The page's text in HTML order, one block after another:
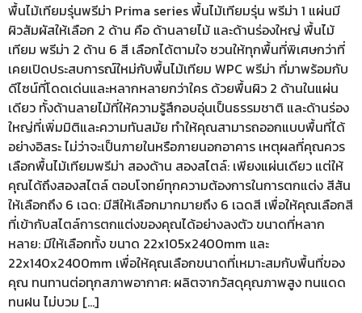
พื้นไม้เทียมรุ่นพรีม่า Prima series พื้นไม้เทียมรุ่น พรีม่า 1 แผ่นมี
ผิวสัมผัสให้เลือก 2 ด้าน คือ ด้านลายไม้ และด้านร่องใหญ่ พื้นไม้
เทียม พรีม่า 2 ด้าน 6 สี เลือกได้ตามใจ ชวนให้ทุกพื้นที่พิเศษกว่าที่
เคยเปิดประสบการณ์ใหม่กับพื้นไม้เทียม WPC พรีม่า ที่มาพร้อมกับ
ดีไซน์ที่โดดเด่นและหลากหลายกว่าใคร ด้วยพื้นผิว 2 ด้านในแผ่น
เดียว ทั้งด้านลายไม้ที่ให้ความรู้สึกอบอุ่นเป็นธรรมชาติ และด้านร่อง
ใหญ่ที่เพิ่มมิติและความทันสมัย ทำให้คุณสามารถออกแบบพื้นที่ได้
อย่างอิสระ ไม่ว่าจะเป็นภายในหรือภายนอกอาคาร เหตุผลที่คุณควร
เลือกพื้นไม้เทียมพรีม่า สองด้าน สองสไตล์: เพียงแผ่นเดียว แต่ให้
คุณได้ถึงสองสไตล์ ตอบโจทย์ทุกความต้องการในการตกแต่ง สีสัน
ให้เลือกถึง 6 เฉด: มีสีให้เลือกมากมายถึง 6 เฉดสี เพื่อให้คุณเลือกสี
ที่เข้ากับสไตล์การตกแต่งของคุณได้อย่างลงตัว ขนาดที่หลาก
หลาย: มีให้เลือกทั้ง ขนาด 22x105x2400mm และ
22x140x2400mm เพื่อให้คุณเลือกขนาดที่เหมาะสมกับพื้นที่ของ
คุณ ทนทานต่อทุกสภาพอากาศ: ผลิตจากวัสดุคุณภาพสูง ทนแดด
ทนฝน ไม่บวม […]